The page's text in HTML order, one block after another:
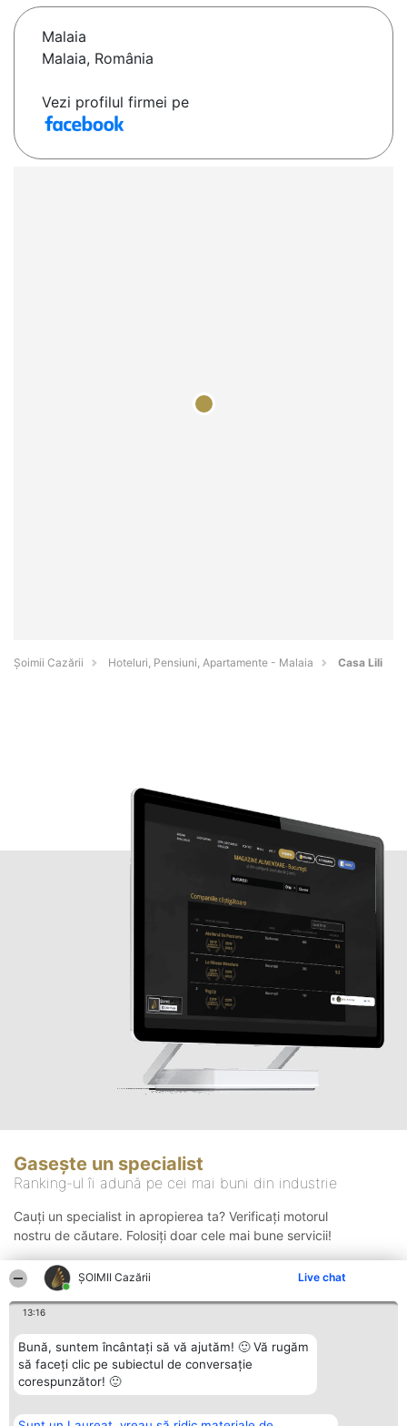
ȘOIMII Cazării Live chat
13:16
Bună, suntem încântați să vă ajutăm! 🙂 Vă rugăm
să faceți clic pe subiectul de conversație
corespunzător! 🙂
Malaia
Malaia, România
Vezi profilul firmei pe
Șoimii Cazării Hoteluri, Pensiuni, Apartamente - Malaia Casa Lili
Gasește un specialist
Ranking-ul îi adună pe cei mai buni din industrie
Cauți un specialist in apropierea ta? Verificați motorul
nostru de căutare. Folosiți doar cele mai bune servicii!